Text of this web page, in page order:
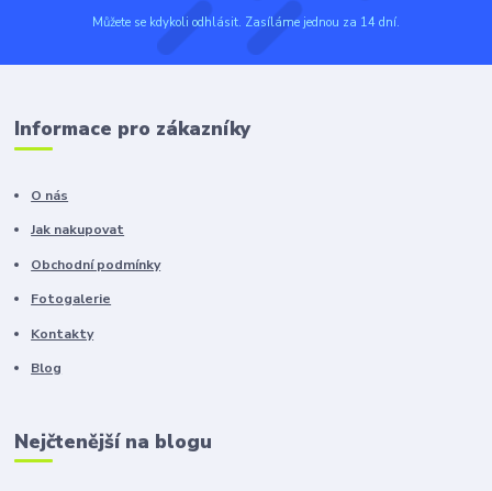
Můžete se kdykoli odhlásit. Zasíláme jednou za 14 dní.
Informace pro zákazníky
O nás
Jak nakupovat
Obchodní podmínky
Fotogalerie
Kontakty
Blog
Nejčtenější na blogu